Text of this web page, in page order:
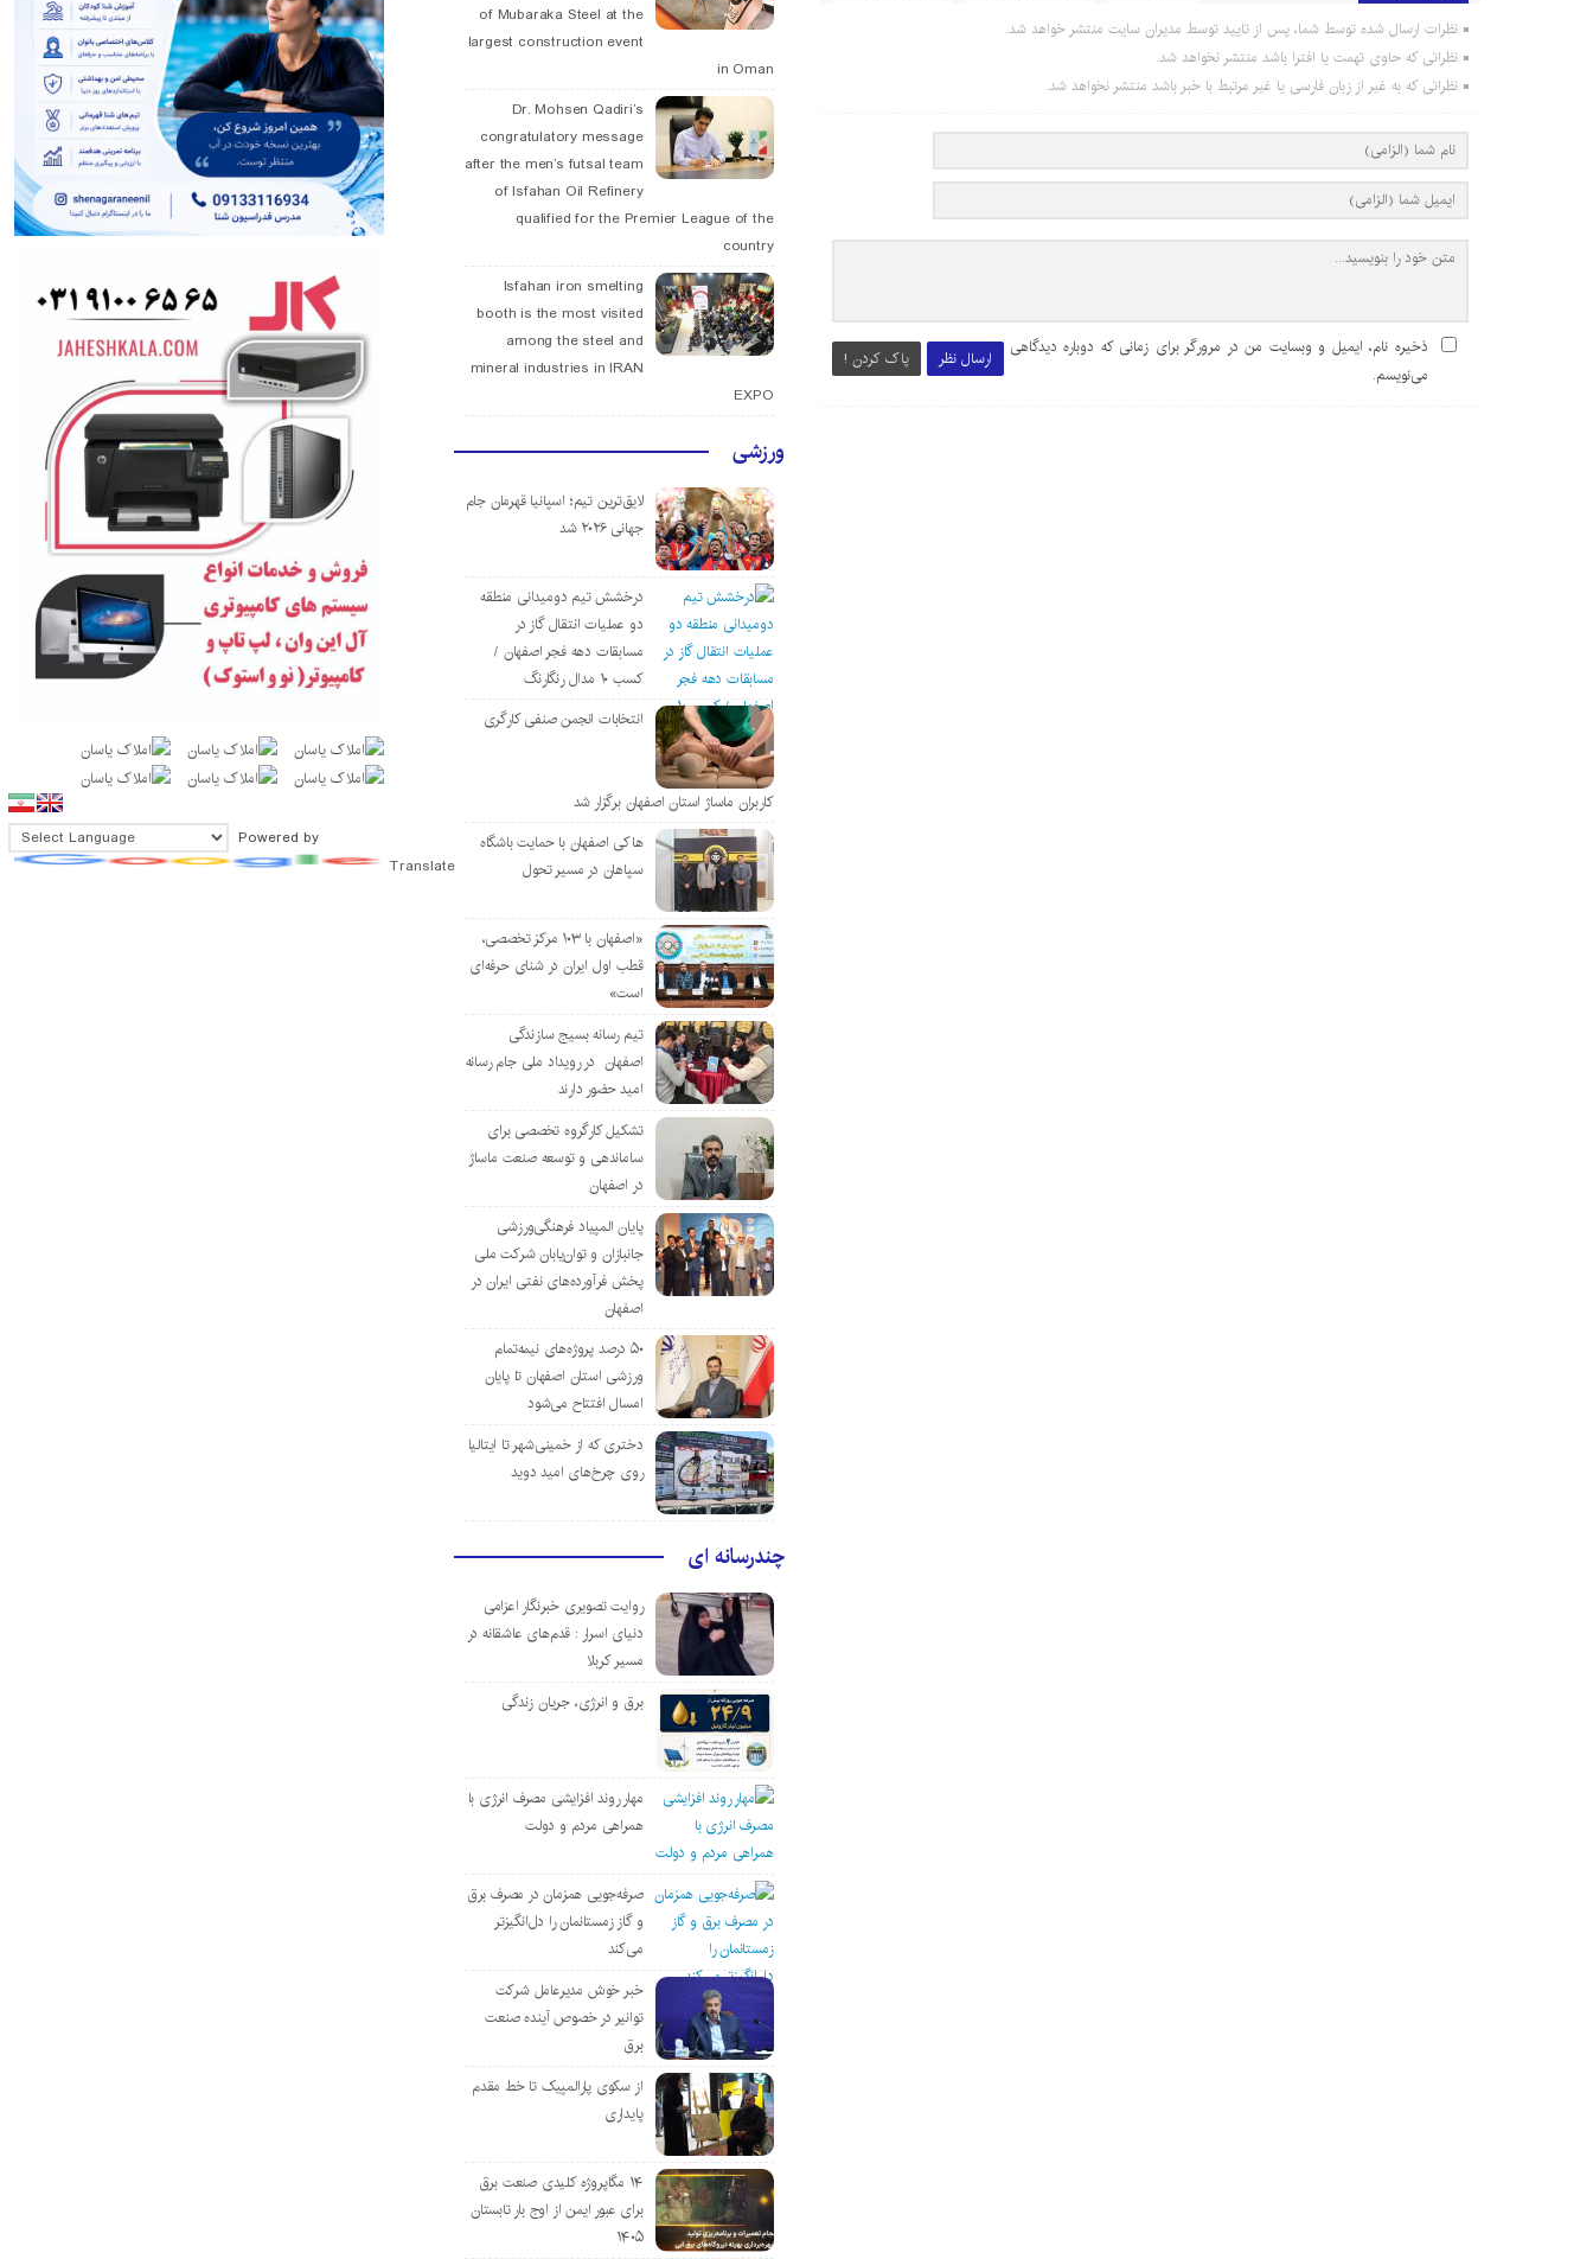
نظرات ارسال شده توسط شما، پس از تایید توسط مدیران سایت منتشر خواهد شد.
نظراتی که حاوی تهمت یا افترا باشد منتشر نخواهد شد.
نظراتی که به غیر از زبان فارسی یا غیر مرتبط با خبر باشد منتشر نخواهد شد.
ارسال نظر پاک کردن !
ذخیره نام، ایمیل و وبسایت من در مرورگر برای زمانی که دوباره دیدگاهی
می‌نویسم.
of Mubaraka Steel at the
largest construction event
in Oman
Dr. Mohsen Qadiri’s
congratulatory message
after the men’s futsal team
of Isfahan Oil Refinery
qualified for the Premier League of the
country
Isfahan iron smelting
booth is the most visited
among the steel and
mineral industries in IRAN
EXPO
ورزشی
لایق‌ترین تیم؛ اسپانیا قهرمان جام
جهانی ۲۰۲۶ شد
درخشش تیم دومیدانی منطقه
دو عملیات انتقال گاز در
مسابقات دهه فجر اصفهان /
کسب ۱۰ مدال رنگارنگ
انتخابات انجمن صنفی کارگری
کاربران ماساژ استان اصفهان برگزار شد
هاکی اصفهان با حمایت باشگاه
سپاهان در مسیر تحول
«اصفهان با ۱۰۳ مرکز تخصصی،
قطب اول ایران در شنای حرفه‌ای
است»
تیم رسانه بسیج سازندگی
اصفهان در رویداد ملی جام رسانه
امید حضور دارند
تشکیل کارگروه تخصصی برای
ساماندهی و توسعه صنعت ماساژ
در اصفهان
پایان المپیاد فرهنگی‌ورزشی
جانبازان و توان‌یابان شرکت ملی
پخش فرآورده‌های نفتی ایران در
اصفهان
۵۰ درصد پروژه‌های نیمه‌تمام
ورزشی استان اصفهان تا پایان
امسال افتتاح می‌شود
دختری که از خمینی‌شهر تا ایتالیا
روی چرخ‌های امید دوید
چندرسانه ای
روایت تصویری خبرنگار اعزامی
دنیای اسرار : قدم‌های عاشقانه در
مسیر کربلا
برق و انرژی، جریان زندگی
مهار روند افزایشی مصرف انرژی با
همراهی مردم و دولت
صرفه‌جویی همزمان در مصرف برق
و گاز زمستانمان را دل‌انگیزتر
می‌کند
خبر خوش مدیرعامل شرکت
توانیر در خصوص آینده صنعت
برق
از سکوی پارالمپیک تا خط مقدم
پایداری
۱۴ مگاپروژه‌ کلیدی صنعت برق
برای عبور ایمن از اوج بار تابستان
۱۴۰۵
Powered by
Translate